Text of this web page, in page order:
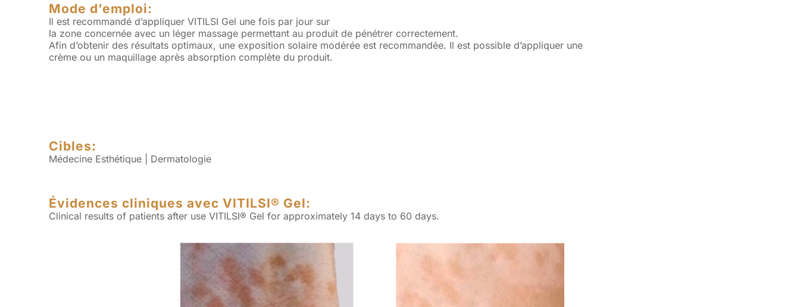
Mode d’emploi:
Il est recommandé d’appliquer VITILSI Gel une fois par jour sur
la zone concernée avec un léger massage permettant au produit de pénétrer correctement.
Afin d’obtenir des résultats optimaux, une exposition solaire modérée est recommandée. Il est possible d’appliquer une
crème ou un maquillage après absorption complète du produit.
Cibles:
Médecine Esthétique | Dermatologie
Évidences cliniques avec VITILSI® Gel:
Clinical results of patients after use VITILSI® Gel for approximately 14 days to 60 days.